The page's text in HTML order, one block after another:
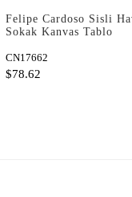
Felipe Cardoso Sisli
Sokak Kanvas Tablo
CN17662
$78.62